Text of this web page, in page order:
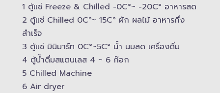
1 ตู้แช่ Freeze &​ Chilled -​0C°~ -​20C° อาหารสด
2 ตู้แช่ Chilled​ 0C°~ 15C° ผัก ผลไม้ อาหารกึ่ง
สำเร็จ
3 ตู้แช่​ มินิมาร์ท 0C°~5C° น้ำ นมสด เครื่องดื่ม
4 ตู้น้ำดื่มสแตนเลส​ 4 ~ 6 ก๊อก
5 Chilled Mac​hine
6 Air dryer